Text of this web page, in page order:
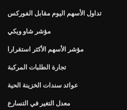
تداول الأسهم اليوم مقابل الفوركس
مؤشر شاو ويكي
مؤشر الأسهم الأكثر استقرارا
تجارة الطلبات المركبة
عوائد سندات الخزينة الحية
معدل التغير في التسارع